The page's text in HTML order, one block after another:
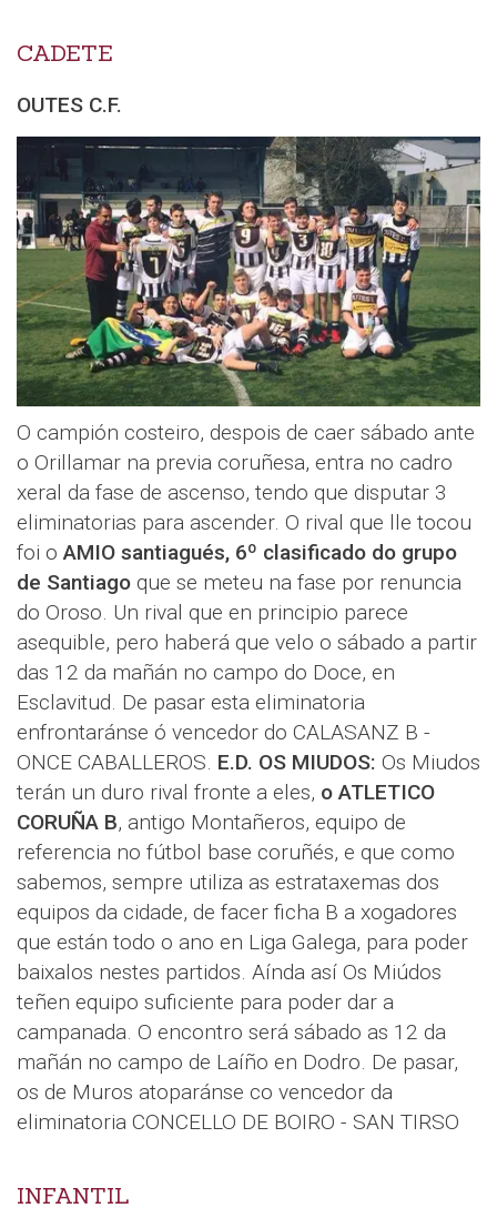
CADETE
OUTES C.F.
O campión costeiro, despois de caer sábado ante
o Orillamar na previa coruñesa, entra no cadro
xeral da fase de ascenso, tendo que disputar 3
eliminatorias para ascender. O rival que lle tocou
foi o AMIO santiagués, 6º clasificado do grupo
de Santiago que se meteu na fase por renuncia
do Oroso. Un rival que en principio parece
asequible, pero haberá que velo o sábado a partir
das 12 da mañán no campo do Doce, en
Esclavitud. De pasar esta eliminatoria
enfrontaránse ó vencedor do CALASANZ B -
ONCE CABALLEROS. E.D. OS MIUDOS: Os Miudos
terán un duro rival fronte a eles, o ATLETICO
CORUÑA B, antigo Montañeros, equipo de
referencia no fútbol base coruñés, e que como
sabemos, sempre utiliza as estrataxemas dos
equipos da cidade, de facer ficha B a xogadores
que están todo o ano en Liga Galega, para poder
baixalos nestes partidos. Aínda así Os Miúdos
teñen equipo suficiente para poder dar a
campanada. O encontro será sábado as 12 da
mañán no campo de Laíño en Dodro. De pasar,
os de Muros atoparánse co vencedor da
eliminatoria CONCELLO DE BOIRO - SAN TIRSO
INFANTIL